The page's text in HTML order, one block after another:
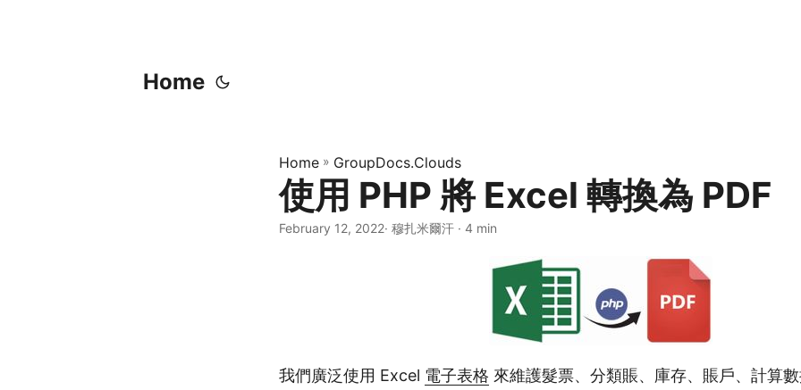
Home
Home » GroupDocs.Clouds
使用 PHP 將 Excel 轉換為 PDF
February 12, 2022· 穆扎米爾汗 · 4 min
我們廣泛使用 Excel 電子表格 來維護髮票、分類賬、庫存、賬戶、計算數